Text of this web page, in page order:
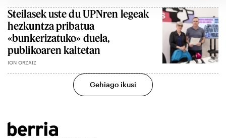
Steilasek uste du UPNren legeak
hezkuntza pribatua
«bunkerizatuko» duela,
publikoaren kaltetan
ION ORZAIZ
Gehiago ikusi